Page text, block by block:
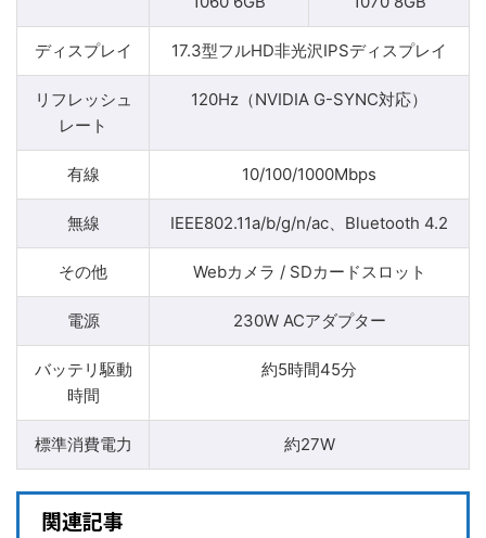
ディスプレイ 17.3型フルHD非光沢IPSディスプレイ
リフレッシュ
レート
120Hz（NVIDIA G-SYNC対応）
有線 10/100/1000Mbps
無線 IEEE802.11a/b/g/n/ac、Bluetooth 4.2
その他 Webカメラ / SDカードスロット
電源 230W ACアダプター
バッテリ駆動
時間
約5時間45分
標準消費電力 約27W
関連記事